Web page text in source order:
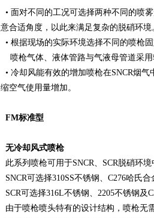
• 面对不同的工况可选择两种不同的喷
意合适角度，以此来满足复杂的脱硝环境
• 根据现场的实际环境选择不同的喷枪
喷枪气体、液体管路与气液母管道采用
• 冷却风能有效的增加喷枪在SNCR烟
缩空气使用量增加。
FM标准型
无冷却风式喷枪
此系列喷枪可用于SNCR、SCR脱硝环
SNCR可选择310SS不锈钢、C276哈氏合
SCR可选择316L不锈钢、2205不锈钢及
由于喷枪喷头特有的设计结构，喷枪无